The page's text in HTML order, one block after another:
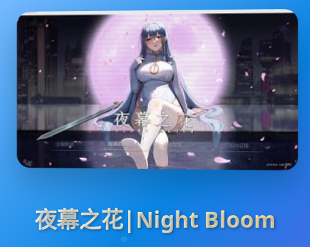
夜幕之花|Night Bloom